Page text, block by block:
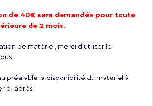
de 40€ sera demandée pour toute
de 2 mois.
de matériel, merci d’utiliser le
préalable la disponibilité du matériel à
ci-après.